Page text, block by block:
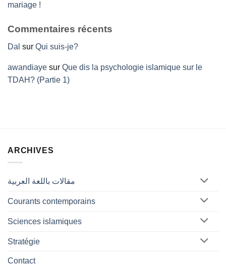
mariage !
Commentaires récents
Dal sur Qui suis-je?
awandiaye sur Que dis la psychologie islamique sur le
TDAH? (Partie 1)
ARCHIVES
مقالات باللغة العربية
Courants contemporains
Sciences islamiques
Stratégie
Contact